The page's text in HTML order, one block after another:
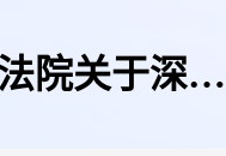
院关于深圳